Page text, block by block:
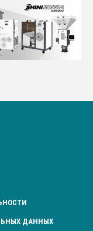
ДАННЫХ